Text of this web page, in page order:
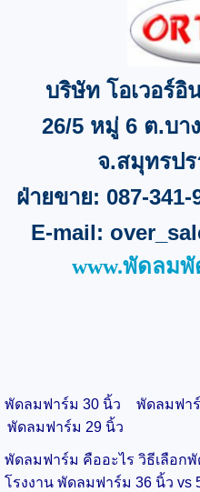
บริษัท โอเวอร์อิ
26/5 หมู่ 6 ต.บา
จ.สมุทรป
ฝ่ายขาย: 087-341-
E-mail:
www.พัดลม
พัดลมฟาร์ม 30 นิ้ว พัดลมฟา
พัดลมฟาร์ม 29 นิ้ว
พัดลมฟาร์ม คืออะไร วิธีเลือก
โรงงาน พัดลมฟาร์ม 36 นิ้ว vs